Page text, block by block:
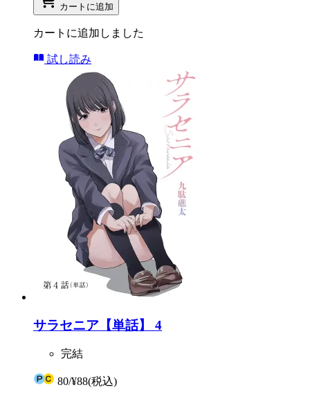
カートに追加
カートに追加しました
試し読み
サラセニア【単話】 4
完結
80/¥88(税込)